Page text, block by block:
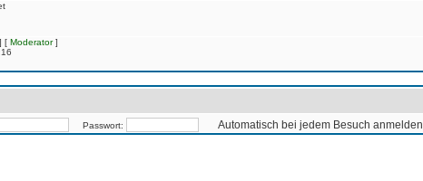
[ Moderator]
Passwort: Automatisch bei jedem Besuch anmelden